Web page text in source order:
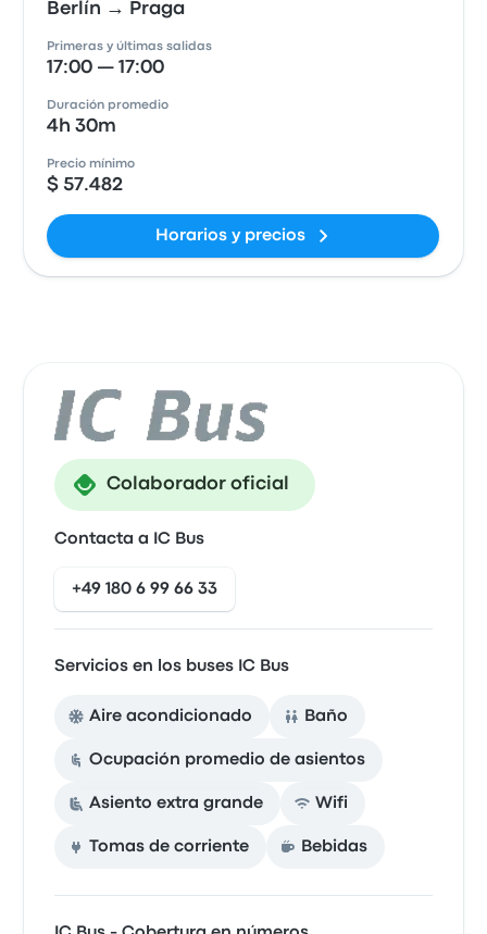
Berlín → Praga
Primeras y últimas salidas
17:00 — 17:00
Duración promedio
4h 30m
Precio mínimo
$ 57.482
Horarios y precios
Colaborador oficial
Contacta a IC Bus
+49 180 6 99 66 33
Servicios en los buses IC Bus
Aire acondicionado Baño
Ocupación promedio de asientos
Asiento extra grande Wifi
Tomas de corriente Bebidas